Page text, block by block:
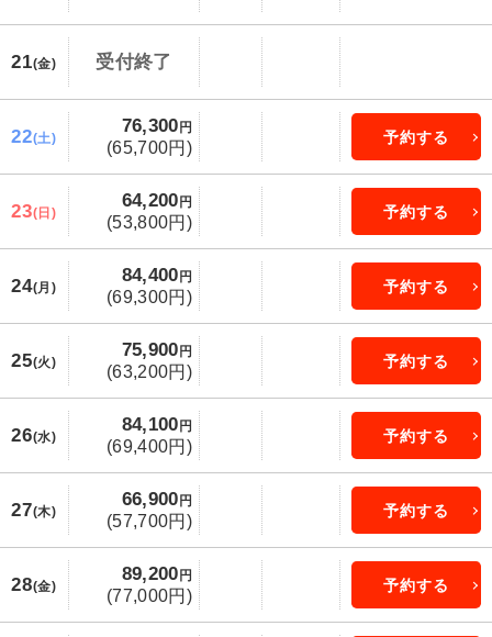
21(金) 受付終了
22(土)
76,300 円
(65,700円)
予約する
23(日)
64,200 円
(53,800円)
予約する
24(月)
84,400 円
(69,300円)
予約する
25(火)
75,900 円
(63,200円)
予約する
26(水)
84,100 円
(69,400円)
予約する
27(木)
66,900 円
(57,700円)
予約する
28(金)
89,200 円
(77,000円)
予約する